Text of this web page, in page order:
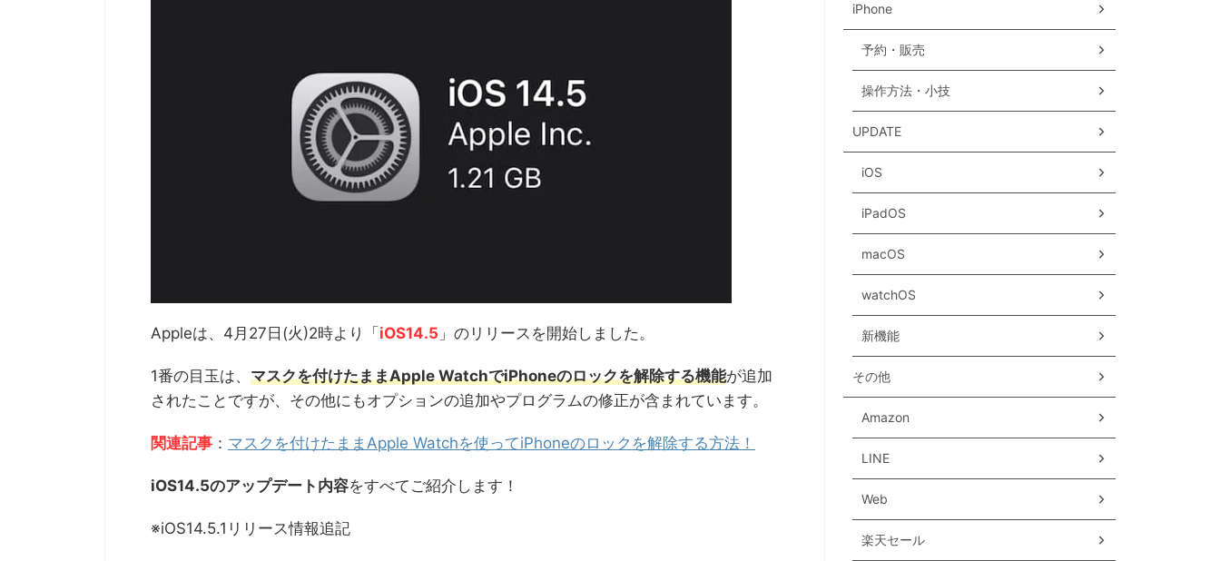
Appleは、4月27日(火)2時より「 iOS14.5 」のリリースを開始しました。
1番の目玉は、 マスクを付けたままApple WatchでiPhoneのロックを解除する機能が追加
されたことですが、その他にもオプションの追加やプログラムの修正が含まれています。
関連記事 ： マスクを付けたままApple Watchを使ってiPhoneのロックを解除する方法！
iOS14.5のアップデート内容をすべてご紹介します！
※iOS14.5.1リリース情報追記
iPhone
予約・販売
操作方法・小技
UPDATE
iOS
iPadOS
macOS
watchOS
新機能
その他
Amazon
LINE
Web
楽天セール